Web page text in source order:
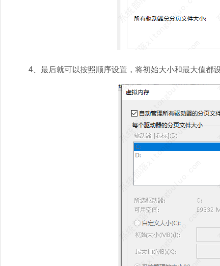
4、最后就可以按照顺序设置，将初始大小和最大值都